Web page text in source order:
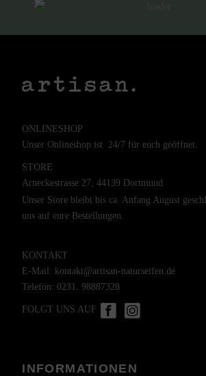
ONLINESHOP
Unser Onlineshop ist 24/7 für euch geöffnet.
STORE
Arneckestrasse 27, 44139 Dortmund
Unser Store bleibt bis ca. Anfang August
uns auf eure Bestellungen.
KONTAKT
E-Mail: kontakt@artisan-naturseifen.de
Telefon:0231. 98887328
FOLGT UNS AUF
INFORMATIONEN